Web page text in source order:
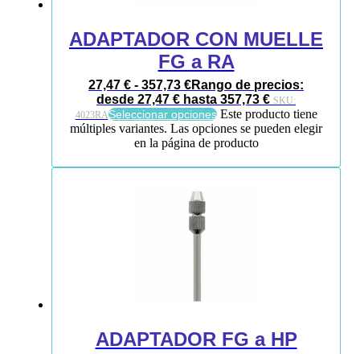
ADAPTADOR CON MUELLE
FG a RA
27,47 € - 357,73 €Rango de precios:
desde 27,47 € hasta 357,73 € SKU:
4023RASeleccionar opciones Este producto tiene
múltiples variantes. Las opciones se pueden elegir
en la página de producto
ADAPTADOR FG a HP